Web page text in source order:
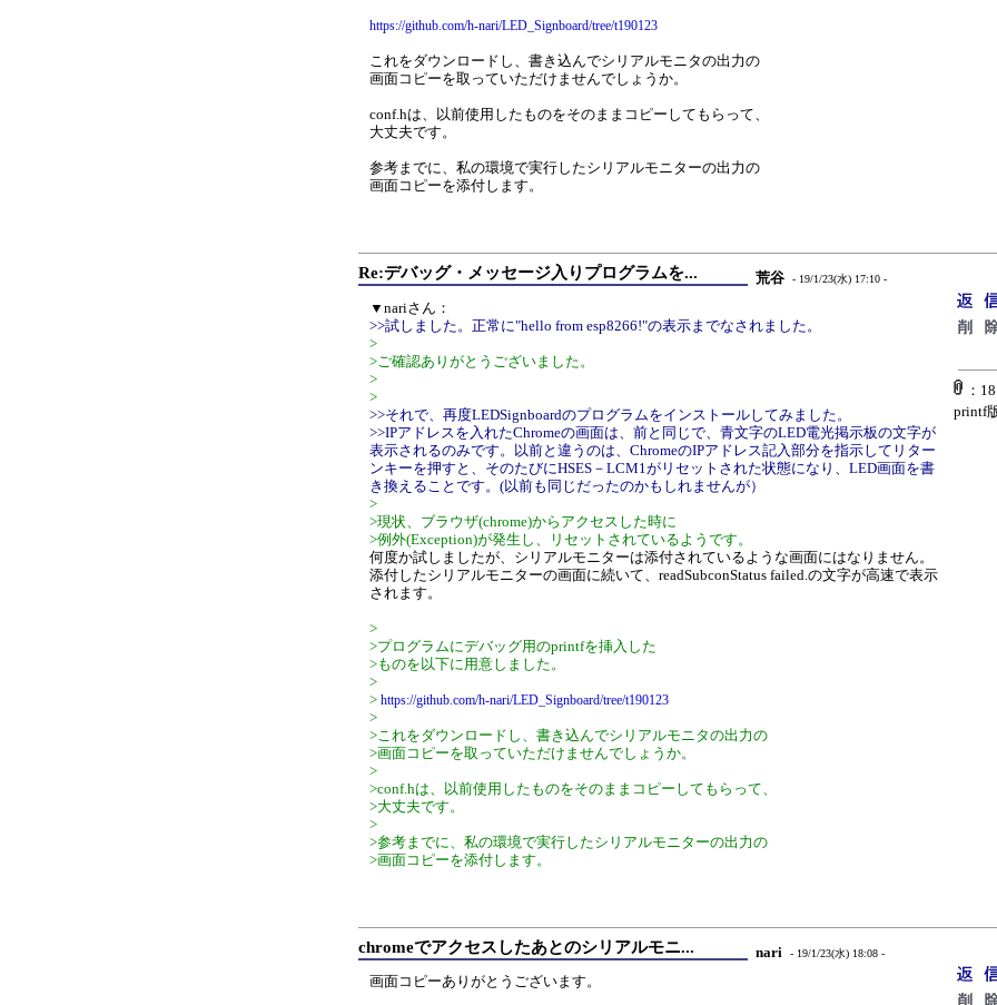
https://github.com/h-nari/LED_Signboard/tree/t190123
これをダウンロードし、書き込んでシリアルモニタの出力の
画面コピーを取っていただけませんでしょうか。
conf.hは、以前使用したものをそのままコピーしてもらって、
大丈夫です。
参考までに、私の環境で実行したシリアルモニターの出力の
画面コピーを添付します。
Re:デバッグ・メッセージ入りプログラムを... 荒谷 - 19/1/23(水) 17:10 -
▼nariさん：
>>試しました。正常に"hello from esp8266!"の表示までなされました。
>
>ご確認ありがとうございました。
>
>
>>それで、再度LEDSignboardのプログラムをインストールしてみました。
>>IPアドレスを入れたChromeの画面は、前と同じで、青文字のLED電光掲示板の文字が
表示されるのみです。以前と違うのは、ChromeのIPアドレス記入部分を指示してリター
ンキーを押すと、そのたびにHSES－LCM1がリセットされた状態になり、LED画面を書
き換えることです。(以前も同じだったのかもしれませんが）
>
>現状、ブラウザ(chrome)からアクセスした時に
>例外(Exception)が発生し、リセットされているようです。
何度か試しましたが、シリアルモニターは添付されているような画面にはなりません。
添付したシリアルモニターの画面に続いて、readSubconStatus failed.の文字が高速で表示
されます。
>
>プログラムにデバッグ用のprintfを挿入した
>ものを以下に用意しました。
>
> https://github.com/h-nari/LED_Signboard/tree/t190123
>
>これをダウンロードし、書き込んでシリアルモニタの出力の
>画面コピーを取っていただけませんでしょうか。
>
>conf.hは、以前使用したものをそのままコピーしてもらって、
>大丈夫です。
>
>参考までに、私の環境で実行したシリアルモニターの出力の
>画面コピーを添付します。
：
printf
chromeでアクセスしたあとのシリアルモニ... nari - 19/1/23(水) 18:08 -
画面コピーありがとうございます。